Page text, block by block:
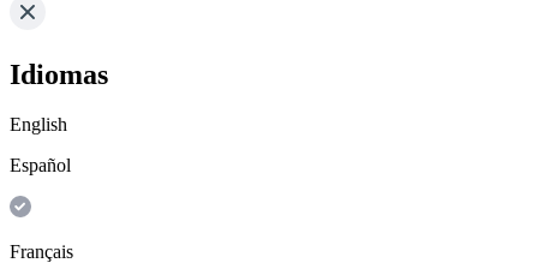
Idiomas
English
Español
Français